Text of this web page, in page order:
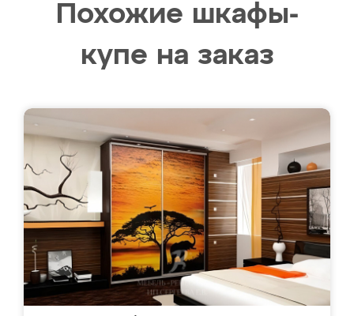
Похожие шкафы-
купе на заказ